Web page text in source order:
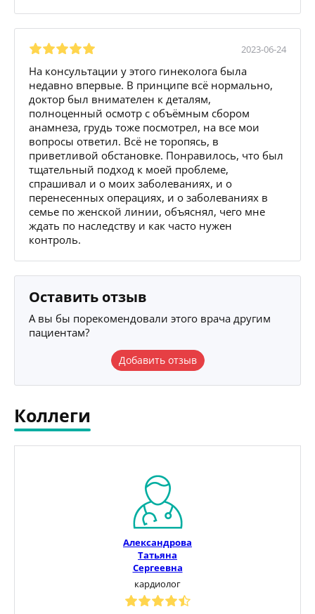
2023-06-24
На консультации у этого гинеколога была
недавно впервые. В принципе всё нормально,
доктор был внимателен к деталям,
полноценный осмотр с объёмным сбором
анамнеза, грудь тоже посмотрел, на все мои
вопросы ответил. Всё не торопясь, в
приветливой обстановке. Понравилось, что был
тщательный подход к моей проблеме,
спрашивал и о моих заболеваниях, и о
перенесенных операциях, и о заболеваниях в
семье по женской линии, объяснял, чего мне
ждать по наследству и как часто нужен
контроль.
Оставить отзыв
А вы бы порекомендовали этого врача другим
пациентам?
Добавить отзыв
Коллеги
Александрова
Татьяна
Сергеевна
кардиолог